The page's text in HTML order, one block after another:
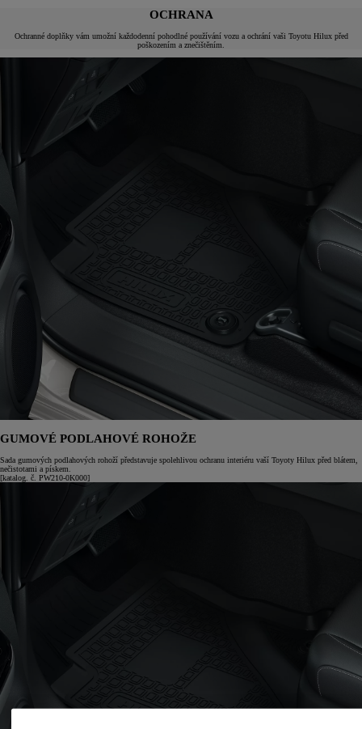
OCHRANA
Ochranné doplňky vám umožní každodenní pohodlné používání vozu a ochrání vaši Toyotu Hilux před
poškozením a znečištěním.
GUMOVÉ PODLAHOVÉ ROHOŽE
Sada gumových podlahových rohoží představuje spolehlivou ochranu interiéru vaší Toyoty Hilux před blátem,
nečistotami a pískem.
[katalog. č. PW210-0K000]